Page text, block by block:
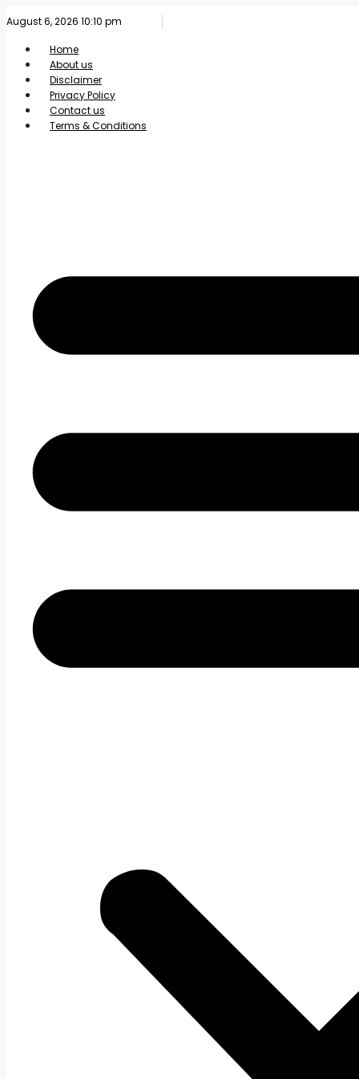
to
August 6, 2026 10:10 pm
Home
About us
Disclaimer
Privacy Policy
Contact us
Terms & Conditions